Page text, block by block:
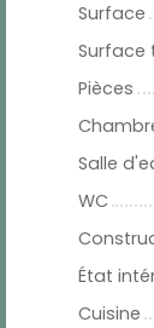
Surface
Surface
Pièces
Salle
WC
État
Cuisine